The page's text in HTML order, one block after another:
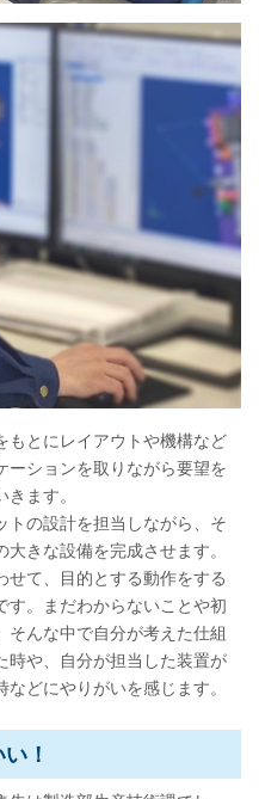
もとにレイアウトや機構など
ーションを取りながら要望を
ます。
トの設計を担当しながら、そ
きな設備を完成させます。
せて、目的とする動作をする
す。まだわからないことや初
そんな中で自分が考えた仕組
時や、自分が担当した装置が
どにやりがいを感じます。
！